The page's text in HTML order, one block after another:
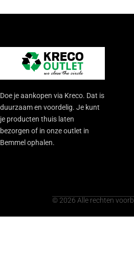
Doe je aankopen via Kreco. Dat is
duurzaam en voordelig. Je kunt
je producten thuis laten
bezorgen of in onze outlet in
Bemmel ophalen.
© 2026 Alle rechten